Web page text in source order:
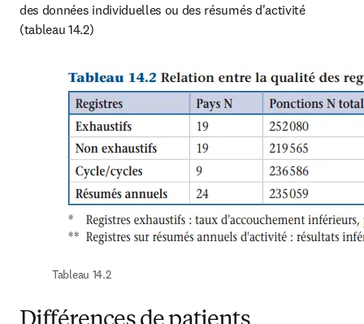
des données individuelles ou des résumés d'activité
(tableau 14.2)
Tableau 14.2